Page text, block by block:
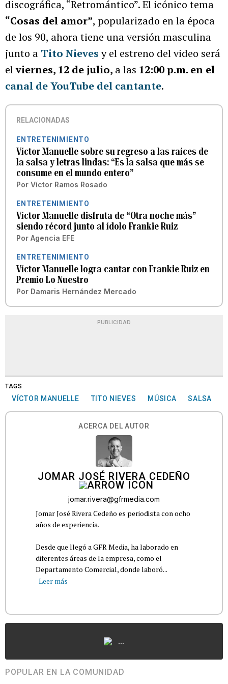
discográfica, “Retromántico”. El icónico tema
“Cosas del amor”, popularizado en la época
de los 90, ahora tiene una versión masculina
junto a Tito Nievesy el estreno del video será
elviernes, 12 de julio, a las 12:00 p.m. en el
canal de YouTube del cantante.
RELACIONADAS
ENTRETENIMIENTO
Víctor Manuelle sobre su regreso a las raíces de
la salsa y letras lindas: “Es la salsa que más se
consume en el mundo entero”
Por Víctor Ramos Rosado
ENTRETENIMIENTO
Víctor Manuelle disfruta de “Otra noche más”
siendo récord junto al ídolo Frankie Ruiz
Por Agencia EFE
ENTRETENIMIENTO
Víctor Manuelle logra cantar con Frankie Ruiz en
Premio Lo Nuestro
Por Damaris Hernández Mercado
PUBLICIDAD
TAGS
VÍCTOR MANUELLE TITO NIEVES MÚSICA SALSA
ACERCA DEL AUTOR
JOMAR JOSÉ RIVERA CEDEÑO
jomar.rivera@gfrmedia.com
Jomar José Rivera Cedeño es periodista con ocho
años de experiencia.
Desde que llegó a GFR Media, ha laborado en
diferentes áreas de la empresa, como el
Departamento Comercial, donde laboró...
Leer más
...
POPULAR EN LA COMUNIDAD